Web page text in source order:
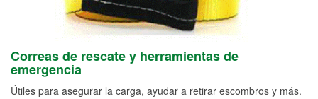
Correas de rescate y herramientas de
emergencia
Útiles para asegurar la carga, ayudar a retirar escombros y más.